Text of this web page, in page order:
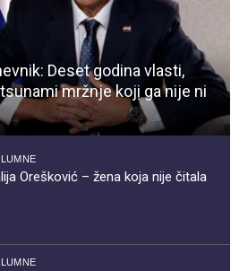
Deset godina vlasti,
mržnje koji ga nije ni
Orešković – žena koja nije čitala